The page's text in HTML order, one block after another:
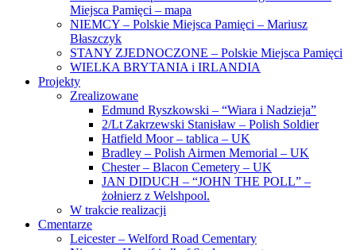
Miejsca Pamięci – mapa
NIEMCY – Polskie Miejsca Pamięci – Mariusz
Błaszczyk
STANY ZJEDNOCZONE – Polskie Miejsca Pamięci
WIELKA BRYTANIA i IRLANDIA
Projekty
Zrealizowane
Edmund Ryszkowski – “Wiara i Nadzieja”
2/Lt Zakrzewski Stanisław – Polish Soldier
Hatfield Moor – tablica – UK
Bradley – Polish Airmen Memorial – UK
Chester – Blacon Cemetery – UK
JAN DIDUCH – “JOHN THE POLL” –
żołnierz z Welshpool.
W trakcie realizacji
Cmentarze
Leicester – Welford Road Cementary